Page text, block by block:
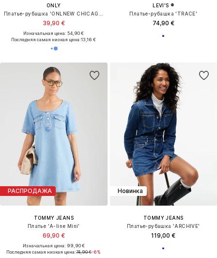
ONLY
39,90 €
Изначальная цена: 54,90 €
Последняя самая низкая цена:13,16 €
LEVI'S ®
Платье-рубашка 'TRACE'
74,90 €
РАСПРОДАЖА
TOMMY JEANS
Платье 'A-line Mini'
69,90 €
Изначальная цена: 99,90 €
Последняя самая низкая цена:74,90 €-6%
Новинка
TOMMY JEANS
Платье-рубашка 'ARCHIVE'
119,00 €